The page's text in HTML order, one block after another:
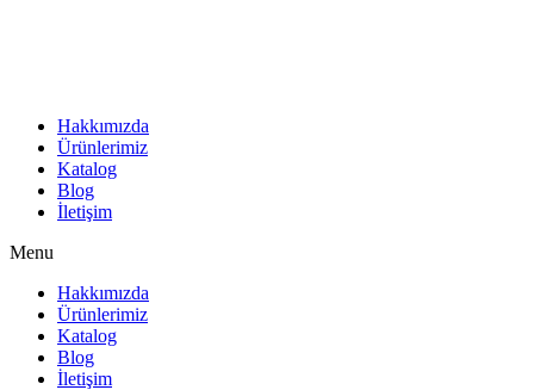
Hakkımızda
Ürünlerimiz
Katalog
Blog
İletişim
Menu
Hakkımızda
Ürünlerimiz
Katalog
Blog
İletişim